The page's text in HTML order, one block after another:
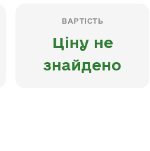
ВАРТІСТЬ
Ціну не
знайдено